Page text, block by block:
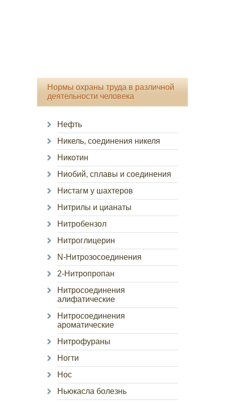
Нормы охраны труда в различной
деятельности человека
Нефть
Никель, соединения никеля
Никотин
Ниобий, сплавы и соединения
Нистагм у шахтеров
Нитрилы и цианаты
Нитробензол
Нитроглицерин
N-Нитрозосоединения
2-Нитропропан
Нитросоединения
алифатические
Нитросоединения
ароматические
Нитрофураны
Ногти
Нос
Ньюкасла болезнь